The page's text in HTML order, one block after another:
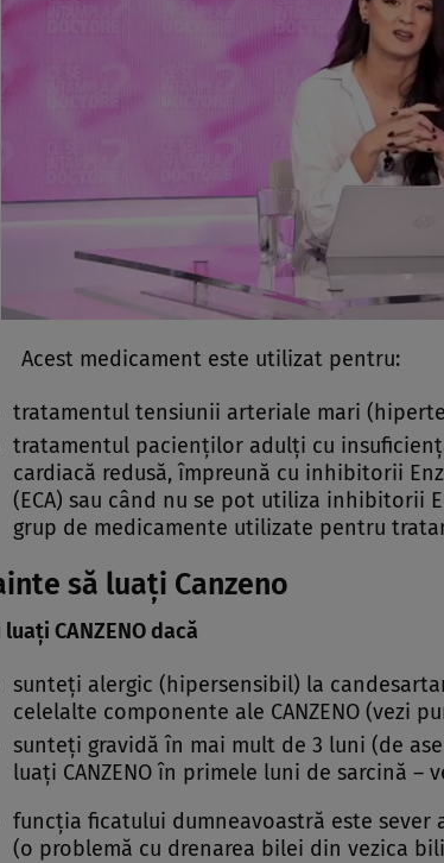
Acest medicament este utilizat pentru:
tratamentul tensiunii arteriale mari
tratamentul pacienţilor adulţi cu
cardiacă redusă, împreună cu inhibitorii
(ECA) sau când nu se pot utiliza inhibitorii
grup de medicamente utilizate pentru
să luaţi Canzeno
luaţi CANZENO dacă
sunteţi alergic (hipersensibil) la
celelalte componente ale CANZENO (vezi
sunteţi gravidă în mai mult de 3 luni (de
luaţi CANZENO în primele luni de sarcină
funcţia ficatului dumneavoastră este
(o problemă cu drenarea bilei din vezica